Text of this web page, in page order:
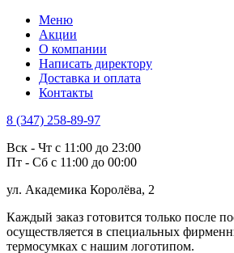
Меню
Акции
О компании
Написать директору
Доставка и оплата
Контакты
8 (347) 258-89-97
Вск - Чт с 11:00 до 23:00
Пт - Сб с 11:00 до 00:00
ул. Академика Королёва, 2
Каждый заказ готовится только после
осуществляется в специальных
термосумках с нашим логотипом.